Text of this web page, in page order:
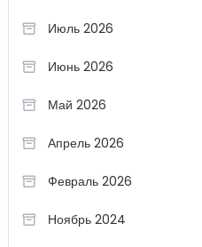
Июль 2026
Июнь 2026
Май 2026
Апрель 2026
Февраль 2026
Ноябрь 2024